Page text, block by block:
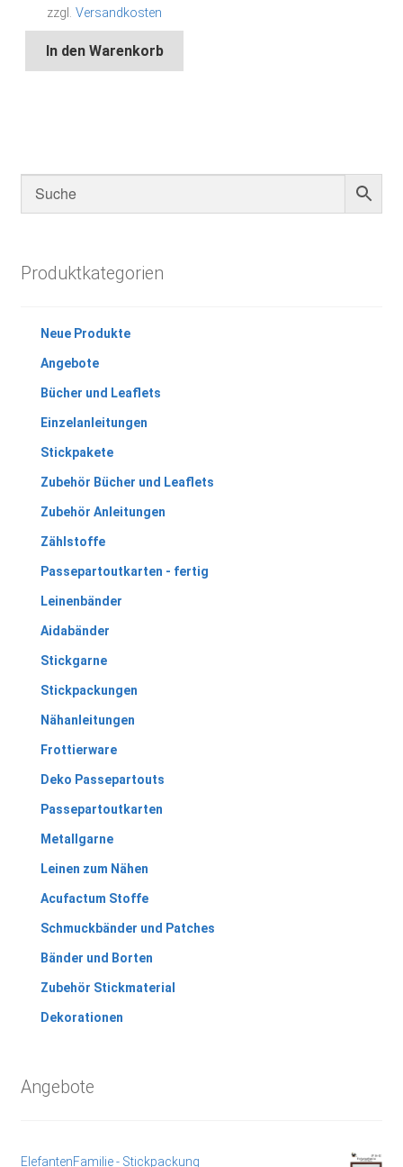
zzgl.Versandkosten
In den Warenkorb
Produktkategorien
Neue Produkte
Angebote
Bücher und Leaflets
Einzelanleitungen
Stickpakete
Zubehör Bücher und Leaflets
Zubehör Anleitungen
Zählstoffe
Passepartoutkarten - fertig
Leinenbänder
Aidabänder
Stickgarne
Stickpackungen
Nähanleitungen
Frottierware
Deko Passepartouts
Passepartoutkarten
Metallgarne
Leinen zum Nähen
Acufactum Stoffe
Schmuckbänder und Patches
Bänder und Borten
Zubehör Stickmaterial
Dekorationen
Angebote
ElefantenFamilie - Stickpackung